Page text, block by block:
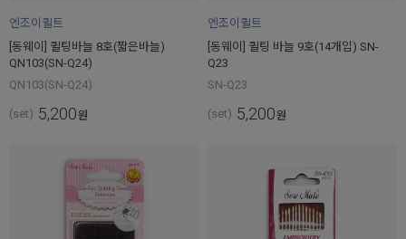
엔조이퀼트
[동웨이] 퀼팅바늘 8호(짧은바늘)
QN103(SN-Q24)
QN103(SN-Q24)
(set) 5,200원
엔조이퀼트
[동웨이] 퀼팅 바늘 9호(14개입) SN-
Q23
SN-Q23
(set) 5,200원